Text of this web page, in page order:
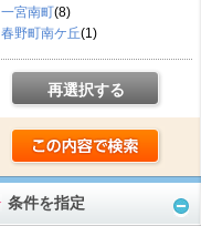
一宮南町(8)
春野町南ケ丘(1)
再選択する
条件を指定